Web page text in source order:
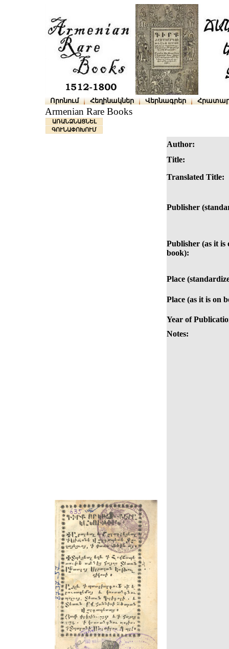
Որոնում Հեղինակներ Վերնագրեր
Armenian Rare Books
ԱՌԱՆՁՆԱՑՆԵԼ
ԳՈՒՆԱՓՈԽՈՒՄ
Author:
Title:
Translated Title:
Publisher
Publisher (as it is
book):
Place
Place (as it is on
Year of
Notes: